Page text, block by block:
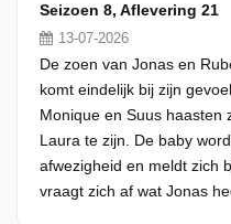
Seizoen 8, Aflevering 21
13-07-2026
De zoen van Jonas en
komt eindelijk bij zijn
Monique en Suus haasten
Laura te zijn. De baby
afwezigheid en meldt zich
vraagt zich af wat Jonas